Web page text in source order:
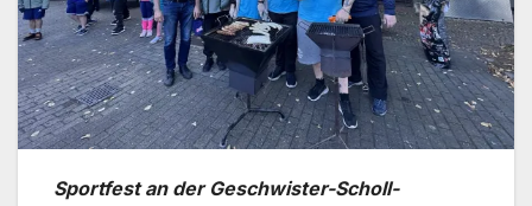
Sportfest an der Geschwister-Scholl-